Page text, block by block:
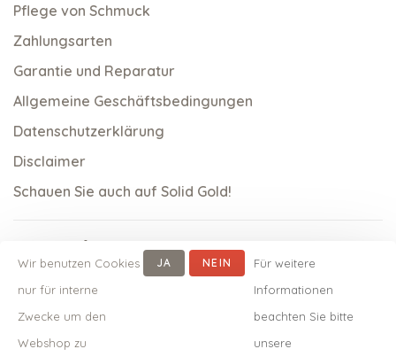
Pflege von Schmuck
Zahlungsarten
Garantie und Reparatur
Allgemeine Geschäftsbedingungen
Datenschutzerklärung
Disclaimer
Schauen Sie auch auf Solid Gold!
Wir benutzen Cookies
nur für interne
Zwecke um den
Webshop zu
JA NEIN
Für weitere
Informationen
beachten Sie bitte
unsere